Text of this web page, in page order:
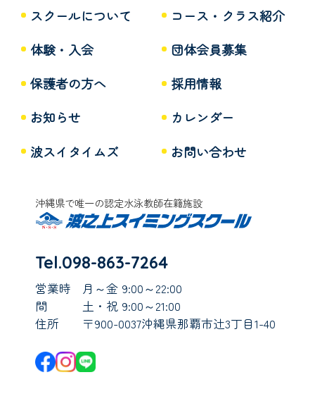
スクールについて
コース・クラス紹介
体験・入会
団体会員募集
保護者の方へ
採用情報
お知らせ
カレンダー
波スイタイムズ
お問い合わせ
沖縄県で唯一の認定水泳教師在籍施設
Tel.098-863-7264
営業時
間
月～金 9:00～22:00
土・祝 9:00～21:00
住所
〒900-0037沖縄県那覇市辻3丁目1-40